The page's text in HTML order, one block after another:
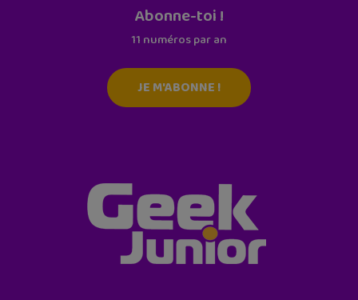
Abonne-toi !
11 numéros par an
JE M'ABONNE !